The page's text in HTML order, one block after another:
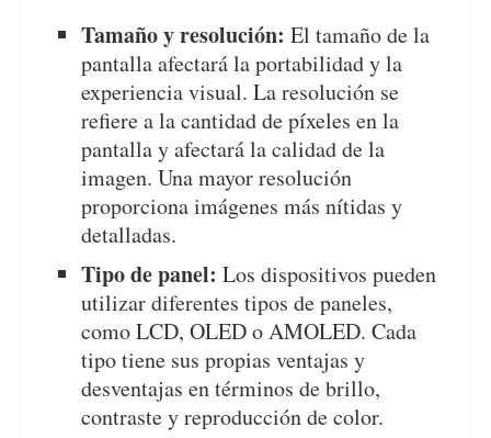
Tamaño y resolución: El tamaño de la
pantalla afectará la portabilidad y la
experiencia visual. La resolución se
refiere a la cantidad de píxeles en la
pantalla y afectará la calidad de la
imagen. Una mayor resolución
proporciona imágenes más nítidas y
detalladas.
Tipo de panel: Los dispositivos pueden
utilizar diferentes tipos de paneles,
como LCD, OLED o AMOLED. Cada
tipo tiene sus propias ventajas y
desventajas en términos de brillo,
contraste y reproducción de color.